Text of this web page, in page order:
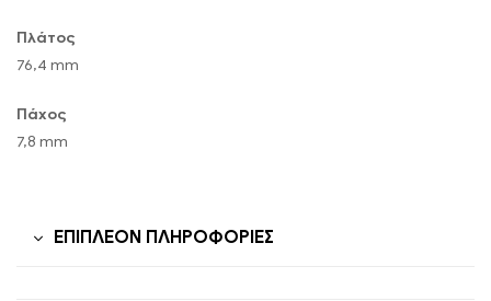
Πλάτος
76,4 mm
Πάχος
7,8 mm
ΕΠΙΠΛΈΟΝ ΠΛΗΡΟΦΟΡΊΕΣ